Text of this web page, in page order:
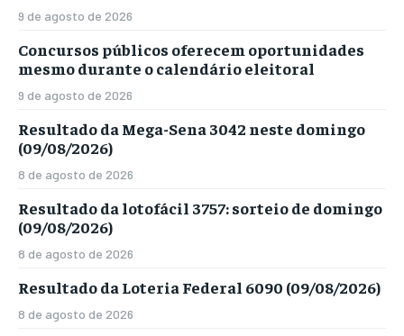
9 de agosto de 2026
Concursos públicos oferecem oportunidades
mesmo durante o calendário eleitoral
9 de agosto de 2026
Resultado da Mega-Sena 3042 neste domingo
(09/08/2026)
8 de agosto de 2026
Resultado da lotofácil 3757: sorteio de domingo
(09/08/2026)
8 de agosto de 2026
Resultado da Loteria Federal 6090 (09/08/2026)
8 de agosto de 2026